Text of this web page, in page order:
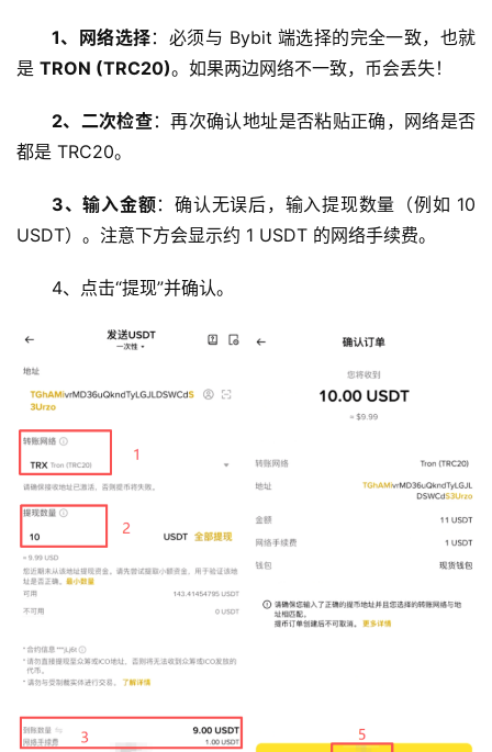
1、网络选择：必须与 Bybit 端选择的完全一致，也就
是 TRON (TRC20)。如果两边网络不一致，币会丢失！
2、二次检查：再次确认地址是否粘贴正确，网络是否
都是 TRC20。
3、输入金额：确认无误后，输入提现数量（例如 10
USDT）。注意下方会显示约 1 USDT 的网络手续费。
4、点击“提现”并确认。